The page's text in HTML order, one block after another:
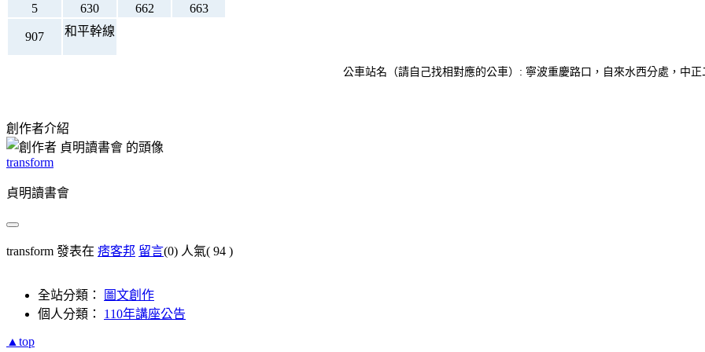
5 630 662 663
907 和平幹線
公車站名（請自己找相對應的公車）: 寧波重慶路口，自來水西分處，中正
創作者介紹
transform
貞明讀書會
transform 發表在 痞客邦 留言(0) 人氣( 94 )
全站分類：
圖文創作
個人分類： 110年講座公告
▲top